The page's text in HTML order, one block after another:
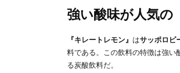
強い酸味が人気の
『キレートレモン』 はサッポロビ
料である。この飲料の特徴は強い
る炭酸飲料だ。